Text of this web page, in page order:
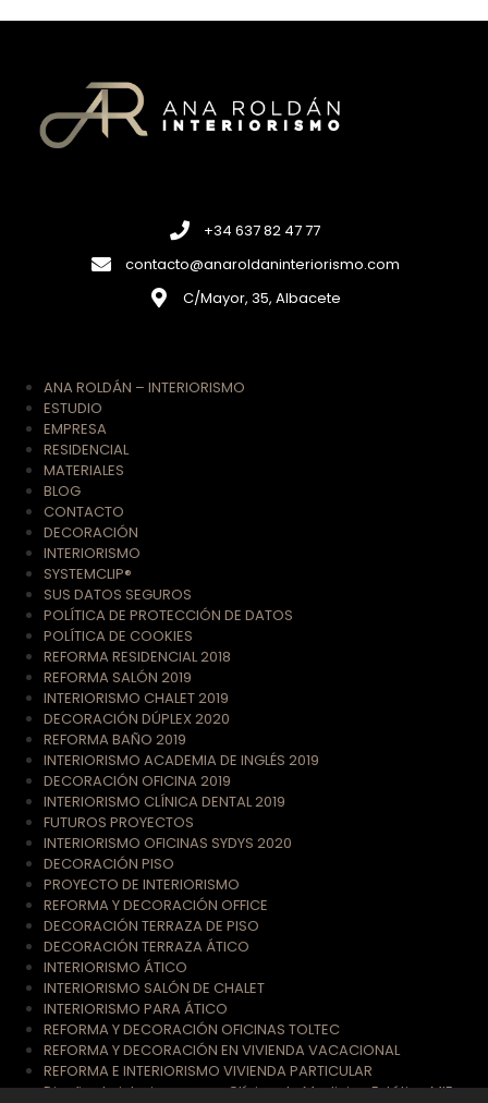
+34 637 82 47 77
contacto@anaroldaninteriorismo.com
C/Mayor, 35, Albacete
ANA ROLDÁN – INTERIORISMO
ESTUDIO
EMPRESA
RESIDENCIAL
MATERIALES
BLOG
CONTACTO
DECORACIÓN
INTERIORISMO
SYSTEMCLIP®
SUS DATOS SEGUROS
POLÍTICA DE PROTECCIÓN DE DATOS
POLÍTICA DE COOKIES
REFORMA RESIDENCIAL 2018
REFORMA SALÓN 2019
INTERIORISMO CHALET 2019
DECORACIÓN DÚPLEX 2020
REFORMA BAÑO 2019
INTERIORISMO ACADEMIA DE INGLÉS 2019
DECORACIÓN OFICINA 2019
INTERIORISMO CLÍNICA DENTAL 2019
FUTUROS PROYECTOS
INTERIORISMO OFICINAS SYDYS 2020
DECORACIÓN PISO
PROYECTO DE INTERIORISMO
REFORMA Y DECORACIÓN OFFICE
DECORACIÓN TERRAZA DE PISO
DECORACIÓN TERRAZA ÁTICO
INTERIORISMO ÁTICO
INTERIORISMO SALÓN DE CHALET
INTERIORISMO PARA ÁTICO
REFORMA Y DECORACIÓN OFICINAS TOLTEC
REFORMA Y DECORACIÓN EN VIVIENDA VACACIONAL
REFORMA E INTERIORISMO VIVIENDA PARTICULAR
Diseño de interiores para Clínica de Medicina Estética MIE